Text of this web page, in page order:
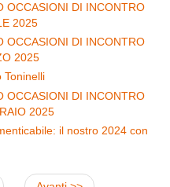
OCCASIONI DI INCONTRO
2025
OCCASIONI DI INCONTRO
2025
Toninelli
OCCASIONI DI INCONTRO
2025
il nostro 2024 con